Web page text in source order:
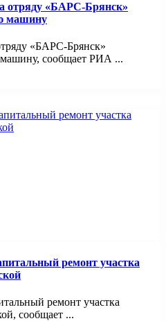
отряду «БАРС-Брянск»
машину
«БАРС-Брянск»
сообщает РИА ...
ремонт участка
ремонт участка
сообщает ...